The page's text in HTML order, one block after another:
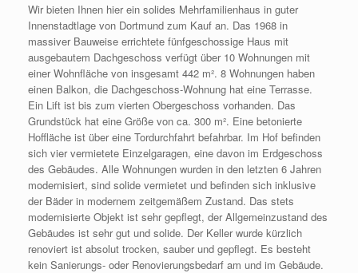
Wir bieten Ihnen hier ein solides Mehrfamilienhaus in guter
Innenstadtlage von Dortmund zum Kauf an. Das 1968 in
massiver Bauweise errichtete fünfgeschossige Haus mit
ausgebautem Dachgeschoss verfügt über 10 Wohnungen mit
einer Wohnfläche von insgesamt 442 m². 8 Wohnungen haben
einen Balkon, die Dachgeschoss-Wohnung hat eine Terrasse.
Ein Lift ist bis zum vierten Obergeschoss vorhanden. Das
Grundstück hat eine Größe von ca. 300 m². Eine betonierte
Hoffläche ist über eine Tordurchfahrt befahrbar. Im Hof befinden
sich vier vermietete Einzelgaragen, eine davon im Erdgeschoss
des Gebäudes. Alle Wohnungen wurden in den letzten 6 Jahren
modernisiert, sind solide vermietet und befinden sich inklusive
der Bäder in modernem zeitgemäßem Zustand. Das stets
modernisierte Objekt ist sehr gepflegt, der Allgemeinzustand des
Gebäudes ist sehr gut und solide. Der Keller wurde kürzlich
renoviert ist absolut trocken, sauber und gepflegt. Es besteht
kein Sanierungs- oder Renovierungsbedarf am und im Gebäude.